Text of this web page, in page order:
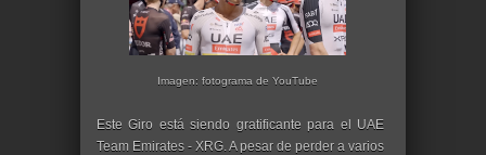
Imagen: fotograma de YouTube
Este Giro está siendo gratificante para el UAE
Team Emirates - XRG. A pesar de perder a varios